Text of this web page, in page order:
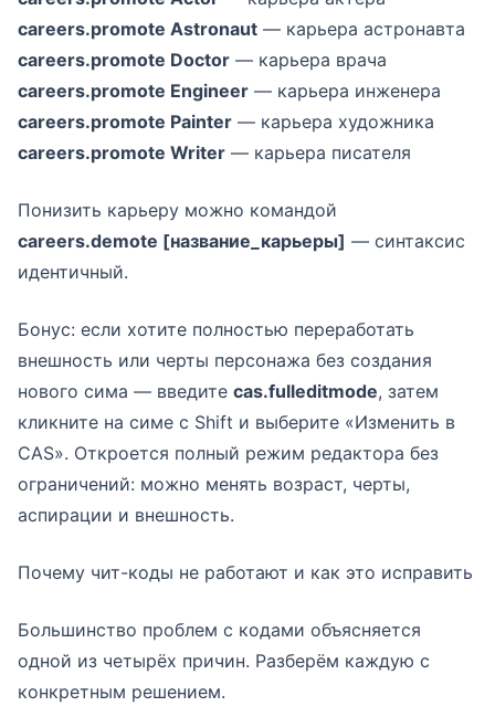
careers.promote Astronaut — карьера астронавта
careers.promote Doctor — карьера врача
careers.promote Engineer — карьера инженера
careers.promote Painter — карьера художника
careers.promote Writer — карьера писателя
Понизить карьеру можно командой
careers.demote [название_карьеры] — синтаксис
идентичный.
Бонус: если хотите полностью переработать
внешность или черты персонажа без создания
нового сима — введите cas.fulleditmode, затем
кликните на симе с Shift и выберите «Изменить в
CAS». Откроется полный режим редактора без
ограничений: можно менять возраст, черты,
аспирации и внешность.
Почему чит-коды не работают и как это исправить
Большинство проблем с кодами объясняется
одной из четырёх причин. Разберём каждую с
конкретным решением.